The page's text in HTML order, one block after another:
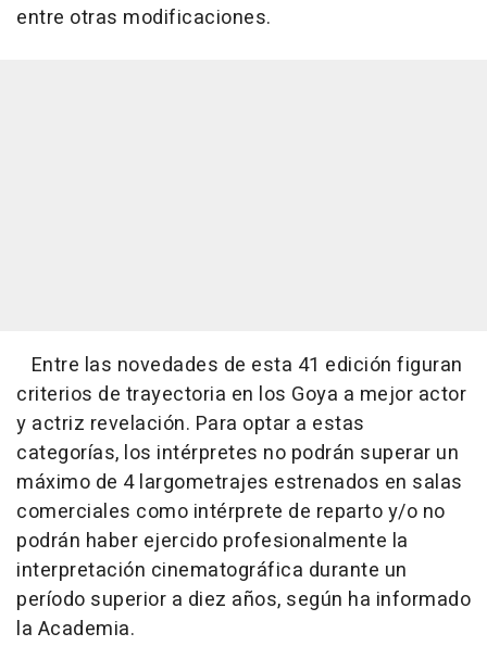
entre otras modificaciones.
Entre las novedades de esta 41 edición figuran
criterios de trayectoria en los Goya a mejor actor
y actriz revelación. Para optar a estas
categorías, los intérpretes no podrán superar un
máximo de 4 largometrajes estrenados en salas
comerciales como intérprete de reparto y/o no
podrán haber ejercido profesionalmente la
interpretación cinematográfica durante un
período superior a diez años, según ha informado
la Academia.